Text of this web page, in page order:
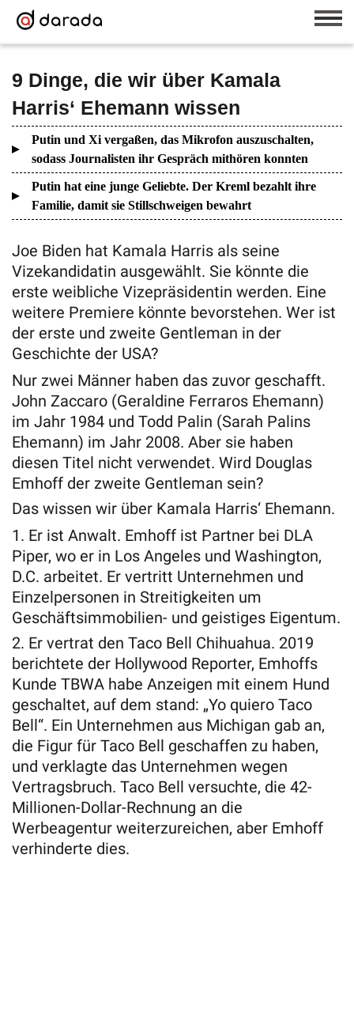
9 Dinge, die wir über Kamala
Harris‘ Ehemann wissen
Putin und Xi vergaßen, das Mikrofon auszuschalten,
sodass Journalisten ihr Gespräch mithören konnten
Putin hat eine junge Geliebte. Der Kreml bezahlt ihre
Familie, damit sie Stillschweigen bewahrt
Joe Biden hat Kamala Harris als seine
Vizekandidatin ausgewählt. Sie könnte die
erste weibliche Vizepräsidentin werden. Eine
weitere Premiere könnte bevorstehen. Wer ist
der erste und zweite Gentleman in der
Geschichte der USA?
Nur zwei Männer haben das zuvor geschafft.
John Zaccaro (Geraldine Ferraros Ehemann)
im Jahr 1984 und Todd Palin (Sarah Palins
Ehemann) im Jahr 2008. Aber sie haben
diesen Titel nicht verwendet. Wird Douglas
Emhoff der zweite Gentleman sein?
Das wissen wir über Kamala Harris‘ Ehemann.
1. Er ist Anwalt. Emhoff ist Partner bei DLA
Piper, wo er in Los Angeles und Washington,
D.C. arbeitet. Er vertritt Unternehmen und
Einzelpersonen in Streitigkeiten um
Geschäftsimmobilien- und geistiges Eigentum.
2. Er vertrat den Taco Bell Chihuahua. 2019
berichtete der Hollywood Reporter, Emhoffs
Kunde TBWA habe Anzeigen mit einem Hund
geschaltet, auf dem stand: „Yo quiero Taco
Bell“. Ein Unternehmen aus Michigan gab an,
die Figur für Taco Bell geschaffen zu haben,
und verklagte das Unternehmen wegen
Vertragsbruch. Taco Bell versuchte, die 42-
Millionen-Dollar-Rechnung an die
Werbeagentur weiterzureichen, aber Emhoff
verhinderte dies.